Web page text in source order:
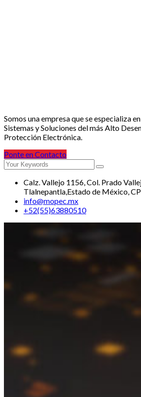
Somos una empresa que se especializa
Sistemas y Soluciones del más Alto
Protección Electrónica.
Ponte en Contacto
Calz. Vallejo 1156, Col. Prado
Tlalnepantla,Estado de México,
info@mopec.mx
+52(55)63880510